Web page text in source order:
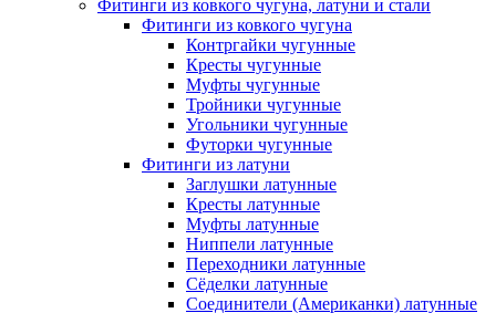
Фитинги из ковкого чугуна, латуни и стали
Фитинги из ковкого чугуна
Контргайки чугунные
Кресты чугунные
Муфты чугунные
Тройники чугунные
Угольники чугунные
Футорки чугунные
Фитинги из латуни
Заглушки латунные
Кресты латунные
Муфты латунные
Ниппели латунные
Переходники латунные
Сёделки латунные
Соединители (Американки) латунные